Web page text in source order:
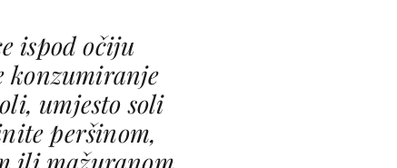
ispod očiju
konzumiranje
umjesto soli
peršinom,